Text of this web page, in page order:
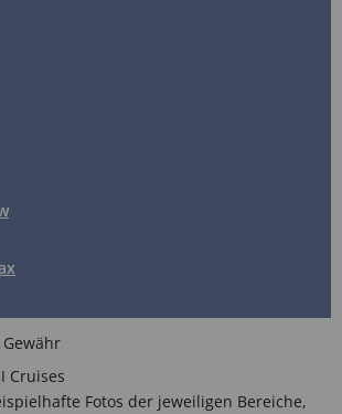
Cruises
Fotos der jeweiligen Bereiche,